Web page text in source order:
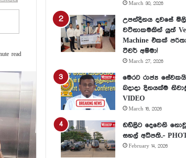
read
March 30, 2026
උපන්දිනය දවසේ
වටිනාකමකින් යුත්
Machine එකක්
ටීචර් අම්මා!
March 27, 2026
මෙරට රාජ්‍ය
බදාදා දිනයක්ම
VIDEO
March 16, 2026
ඩඩ්ලිට දෙවෙනි
සහල් අධිපති..-
February 14, 2026